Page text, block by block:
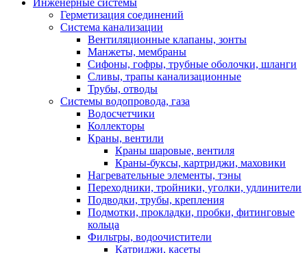
Герметизация соединений
Система канализации
Вентиляционные клапаны, зонты
Манжеты, мембраны
Сифоны, гофры, трубные оболочки, шланги
Сливы, трапы канализационные
Трубы, отводы
Системы водопровода, газа
Водосчетчики
Коллекторы
Краны, вентили
Краны шаровые, вентиля
Краны-буксы, картриджи, маховики
Нагревательные элементы, тэны
Переходники, тройники, уголки, удлинители
Подводки, трубы, крепления
Подмотки, прокладки, пробки, фитинговые
кольца
Фильтры, водоочистители
Катриджи, касеты